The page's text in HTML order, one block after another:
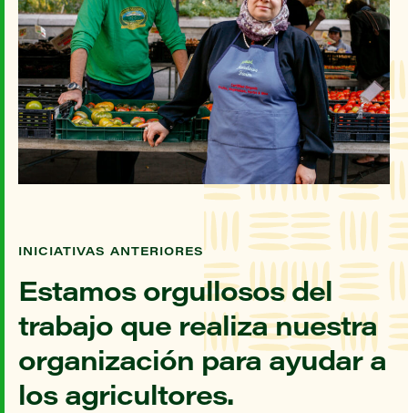
INICIATIVAS ANTERIORES
Estamos orgullosos del
trabajo que realiza nuestra
organización para ayudar a
los agricultores.